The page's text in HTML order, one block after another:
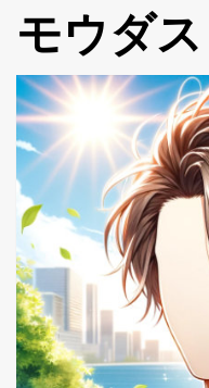
モウダス